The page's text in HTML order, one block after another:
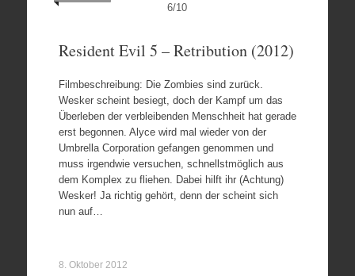
6/10
Resident Evil 5 – Retribution (2012)
Filmbeschreibung: Die Zombies sind zurück.
Wesker scheint besiegt, doch der Kampf um das
Überleben der verbleibenden Menschheit hat gerade
erst begonnen. Alyce wird mal wieder von der
Umbrella Corporation gefangen genommen und
muss irgendwie versuchen, schnellstmöglich aus
dem Komplex zu fliehen. Dabei hilft ihr (Achtung)
Wesker! Ja richtig gehört, denn der scheint sich
nun auf…
8. Oktober 2012